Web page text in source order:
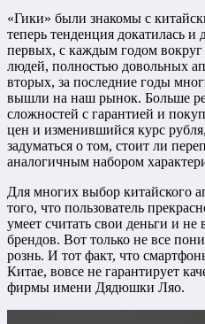
«Гики» были знакомы с
теперь тенденция докатилась
первых, с каждым годом вокруг
людей, полностью довольных
вторых, за последние годы
вышли на наш рынок. Больше
сложностей с гарантией и
цен и изменившийся курс
задуматься о том, стоит ли
аналогичным набором
Для многих выбор китайского
того, что пользователь
умеет считать свои деньги и
брендов. Вот только не все
рознь. И тот факт, что
Китае, вовсе не гарантирует
фирмы имени Дядюшки Ляо.